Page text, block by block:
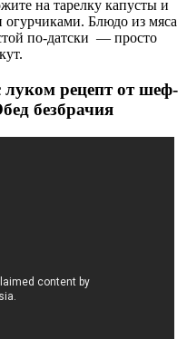
на тарелку капусты и
Блюдо из мяса
по-датски — просто
рецепт от шеф-
безбрачия